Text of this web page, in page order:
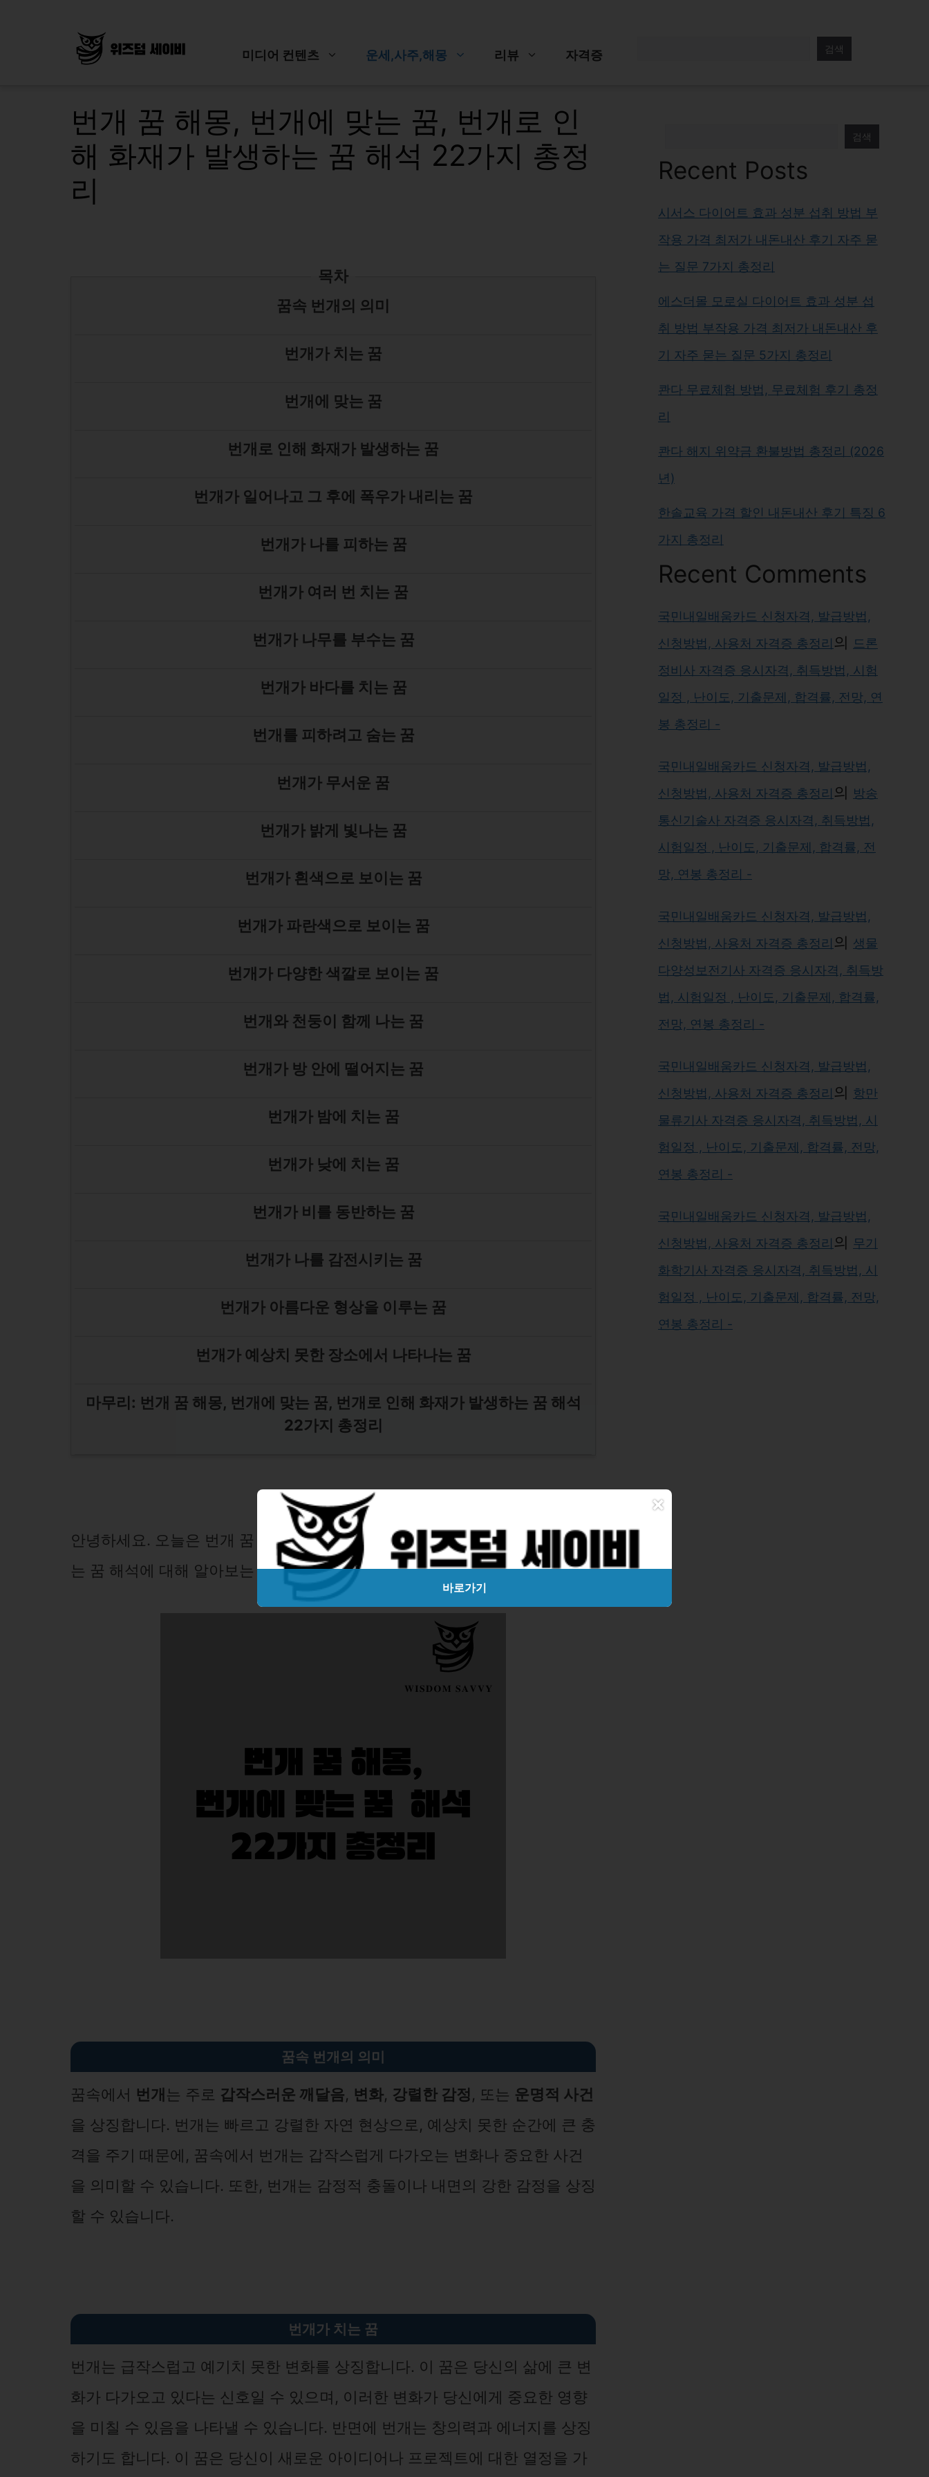
미디어 컨텐츠 운세,사주,해몽 리뷰 자격증 검색
번개 꿈 해몽, 번개에 맞는 꿈, 번개로 인
해 화재가 발생하는 꿈 해석 22가지 총정
리
목차
꿈속 번개의 의미
번개가 치는 꿈
번개에 맞는 꿈
번개로 인해 화재가 발생하는 꿈
번개가 일어나고 그 후에 폭우가 내리는 꿈
번개가 나를 피하는 꿈
번개가 여러 번 치는 꿈
번개가 나무를 부수는 꿈
번개가 바다를 치는 꿈
번개를 피하려고 숨는 꿈
번개가 무서운 꿈
번개가 밝게 빛나는 꿈
번개가 흰색으로 보이는 꿈
번개가 파란색으로 보이는 꿈
번개가 다양한 색깔로 보이는 꿈
번개와 천둥이 함께 나는 꿈
번개가 방 안에 떨어지는 꿈
번개가 밤에 치는 꿈
번개가 낮에 치는 꿈
번개가 비를 동반하는 꿈
번개가 나를 감전시키는 꿈
번개가 아름다운 형상을 이루는 꿈
번개가 예상치 못한 장소에서 나타나는 꿈
마무리: 번개 꿈 해몽, 번개에 맞는 꿈, 번개로 인해 화재가 발생하는 꿈 해석
22가지 총정리
안녕하세요. 오늘은 번개 꿈 해몽, 번개에 맞는 꿈, 번개로 인해 화재가 발생하
는 꿈 해석에 대해 알아보는 시간을 가지도록 하겠습니다.
꿈속 번개의 의미
꿈속에서 번개 는 주로 갑작스러운 깨달음, 변화, 강렬한 감정, 또는 운명적 사건
을 상징합니다. 번개는 빠르고 강렬한 자연 현상으로, 예상치 못한 순간에 큰 충
격을 주기 때문에, 꿈속에서 번개는 갑작스럽게 다가오는 변화나 중요한 사건
을 의미할 수 있습니다. 또한, 번개는 감정적 충돌이나 내면의 강한 감정을 상징
할 수 있습니다.
번개가 치는 꿈
번개는 급작스럽고 예기치 못한 변화를 상징합니다. 이 꿈은 당신의 삶에 큰 변
화가 다가오고 있다는 신호일 수 있으며, 이러한 변화가 당신에게 중요한 영향
을 미칠 수 있음을 나타낼 수 있습니다. 반면에 번개는 창의력과 에너지를 상징
하기도 합니다. 이 꿈은 당신이 새로운 아이디어나 프로젝트에 대한 열정을 가
검색
Recent Posts
시서스 다이어트 효과 성분 섭취 방법 부
작용 가격 최저가 내돈내산 후기 자주 묻
는 질문 7가지 총정리
에스더몰 모로실 다이어트 효과 성분 섭
취 방법 부작용 가격 최저가 내돈내산 후
기 자주 묻는 질문 5가지 총정리
콴다 무료체험 방법, 무료체험 후기 총정
리
콴다 해지 위약금 환불방법 총정리 (2026
년)
한솔교육 가격 할인 내돈내산 후기 특징 6
가지 총정리
Recent Comments
국민내일배움카드 신청자격, 발급방법,
신청방법, 사용처 자격증 총정리 의 드론
정비사 자격증 응시자격, 취득방법, 시험
일정 , 난이도, 기출문제, 합격률, 전망, 연
봉 총정리 -
국민내일배움카드 신청자격, 발급방법,
신청방법, 사용처 자격증 총정리 의 방송
통신기술사 자격증 응시자격, 취득방법,
시험일정 , 난이도, 기출문제, 합격률, 전
망, 연봉 총정리 -
국민내일배움카드 신청자격, 발급방법,
신청방법, 사용처 자격증 총정리 의 생물
다양성보전기사 자격증 응시자격, 취득방
법, 시험일정 , 난이도, 기출문제, 합격률,
전망, 연봉 총정리 -
국민내일배움카드 신청자격, 발급방법,
신청방법, 사용처 자격증 총정리 의 항만
물류기사 자격증 응시자격, 취득방법, 시
험일정 , 난이도, 기출문제, 합격률, 전망,
연봉 총정리 -
국민내일배움카드 신청자격, 발급방법,
신청방법, 사용처 자격증 총정리 의 무기
화학기사 자격증 응시자격, 취득방법, 시
험일정 , 난이도, 기출문제, 합격률, 전망,
연봉 총정리 -
×
바로가기